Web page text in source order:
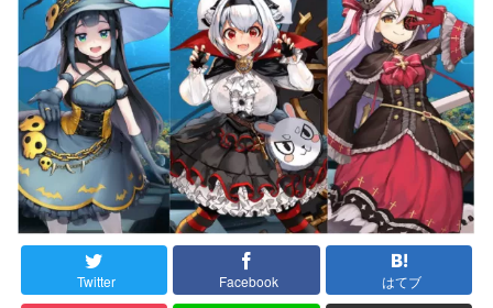
Twitter Facebook はてブ